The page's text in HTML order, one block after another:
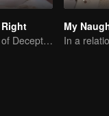
Right
My Master of Deception Girlfriend